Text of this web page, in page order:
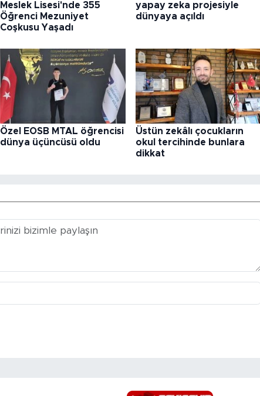
Meslek Lisesi'nde 355
Öğrenci Mezuniyet
Coşkusu Yaşadı
yapay zeka projesiyle
dünyaya açıldı
Özel EOSB MTAL öğrencisi
dünya üçüncüsü oldu
Üstün zekâlı çocukların
okul tercihinde bunlara
dikkat